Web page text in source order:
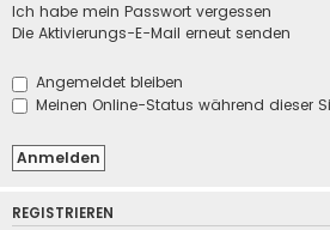
Ich habe mein Passwort vergessen
Die Aktivierungs-E-Mail erneut senden
Angemeldet bleiben
Meinen Online-Status während dieser
REGISTRIEREN